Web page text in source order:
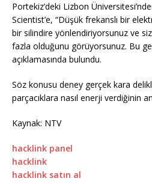
Portekiz’deki Lizbon
Scientist’e, “Düşük frekanslı bir
bir silindire yönlendiriyorsunuz ve
fazla olduğunu görüyorsunuz. Bu
açıklamasında bulundu.
Söz konusu deney gerçek kara
parçacıklara nasıl enerji verdiğinin
Kaynak: NTV
hacklink panel
hacklink
hacklink satın al